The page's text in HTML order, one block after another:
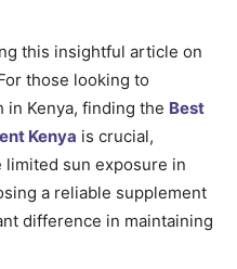
this insightful article on
those looking to
in Kenya, finding the Best
Kenya is crucial,
sun exposure in
a reliable supplement
difference in maintaining